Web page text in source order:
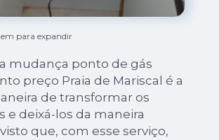
para expandir
mudança ponto de gás
preço Praia de Mariscal é a
de transformar os
e deixá-los da maneira
que, com esse serviço,